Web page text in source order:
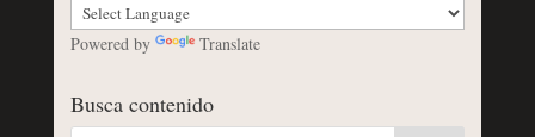
Powered by Translate
Busca contenido